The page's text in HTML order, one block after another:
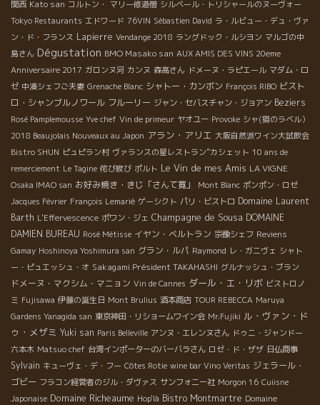
関西 Kato san コルトン・ マリー修道僧 シルベール・トリシャールのヌーヴォー
Tokyo Restaurants エドワード 76VIN Sébastien David ラ・ルビュー・デュ・ヴァ
ン・ド・フランス Lapierre Vendange 2018 ラングドック・ルシヨン マルゴの中
島さん Dégustation BMO Masako san AUX AMIS DES VINS 20eme
Anniversaire 2017 ガロンヌ河 カンヌ 森高さん ドメーヌ・ラピエール マダム・ロ
ゼ 中湊シェフご夫妻 Grenache Blanc シャトー・カンボン François RIBO ビスト
ロ・シャンブルノワール フルーリー ジャン・セバスチャン・ジョアン Beziers
Rosé Pamplemousse Yve chef Vin de primeur ヤオユー Provoke シャ(猫のラベル）
2018 Beaujolais Nouveaux au Japon アラン・アリエ 大阪自然派ワイン大試飲会
Bistro SHUN ピュピラン村 ヴァランスの星レストラン”カシェット 10 ans de
remerciement Le Tagine 侘び寂び ポルト Le Vin de mes Amis LA VIGNE
Osaka IMAO san お好み焼き・きじ「さんて寛」 Mont Blanc ポンポン・ロゼ
Jacques Février François Lemarié ゲーシクト パリ・ビストロ Domaine Laurent
Barth L'Effervescence ポワン・ジェ Champagne de Sousa DOMAINE
DAMIEN BUREAU Rosé Métisse イヤン・ベルトラン 宗像シェフ Reviens
Gamay Hoshinoya Yoshimura san グラン・ルパ Raymond レ・ガニヴェ シャト
ー・ピュエッシュ・オ Sakagami Président TAKAHASHI グルナッシュ・ブラン
ドメーヌ・マクシム・マニョン Vin de Cannes ダール・エ・リボ ビストロノ
ミ Fujisawa 伊藤の誕生日 Mont Brulius 酒本商店 TOUR REBECCA Maruya
Gardens Yanagida san 東京神田・リショームワイン会 Mr.Fujiki ル・ヴァン・ド
ゥ・メザミ Yuki san Paris Belleville アンヌ・エレンヌさん ドゥニ・ジャンドー
六本木 Matsuo chef 台湾インポーターのバーバラさん ロゼ・ド・ザザ 日仏商事
Sylvain キューヴェ・デ・フー Côtes Rotie wine bar Vino Veritas ジェラール・
ゴビー フラコン経営者のジル・ダヴァス サンフォニー社 Morgon 16 Cuiisne
Japonaise Domaine Richeaume Hop'là Bistro Montmartre Domaine